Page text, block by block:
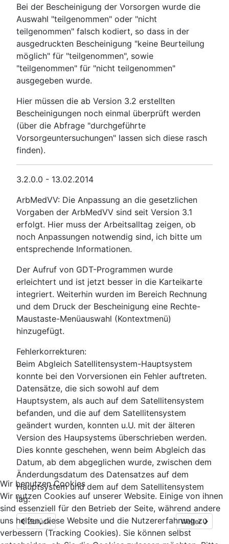
Bei der Bescheinigung der Vorsorgen wurde die
Auswahl "teilgenommen" oder "nicht
teilgenommen" falsch kodiert, so dass in der
ausgedruckten Bescheinigung "keine Beurteilung
möglich" für "teilgenommen", sowie
"teilgenommen" für "nicht teilgenommen"
ausgegeben wurde.
Hier müssen die ab Version 3.2 erstellten
Bescheinigungen noch einmal überprüft werden
(über die Abfrage "durchgeführte
Vorsorgeuntersuchungen" lassen sich diese rasch
finden).
3.2.0.0 - 13.02.2014
ArbMedVV: Die Anpassung an die gesetzlichen
Vorgaben der ArbMedVV sind seit Version 3.1
erfolgt. Hier muss der Arbeitsalltag zeigen, ob
noch Anpassungen notwendig sind, ich bitte um
entsprechende Informationen.
Der Aufruf von GDT-Programmen wurde
erleichtert und ist jetzt besser in die Karteikarte
integriert. Weiterhin wurden im Bereich Rechnung
und dem Druck der Bescheinigung eine Rechte-
Maustaste-Menüauswahl (Kontextmenü)
hinzugefügt.
Fehlerkorrekturen:
Beim Abgleich Satellitensystem-Hauptsystem
konnte bei den Vorversionen ein Fehler auftreten.
Datensätze, die sich sowohl auf dem
Hauptsystem, als auch auf dem Satellitensystem
befanden, und die auf dem Satellitensystem
geändert wurden, konnten u.U. mit der älteren
Version des Haupsystems überschrieben werden.
Dies konnte geschehen, wenn beim Abgleich das
Datum, ab dem abgeglichen wurde, zwischen dem
Änderdungsdatum des Datensatzes auf dem
Hauptsystem und dem auf dem Satellitensystem
lag.
Vorheriger Beitrag: Version 3.3
Zurück Nächster
Weiter
Wir benutzen Cookies
Wir nutzen Cookies auf unserer Website. Einige von ihnen
sind essenziell für den Betrieb der Seite, während andere
uns helfen, diese Website und die Nutzererfahrung zu
verbessern (Tracking Cookies). Sie können selbst